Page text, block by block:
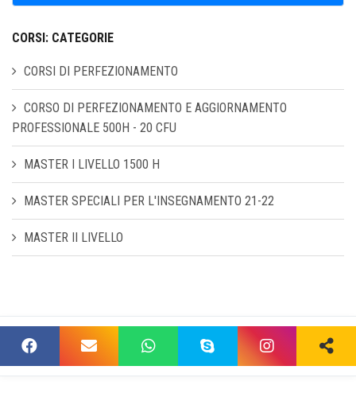
CORSI: CATEGORIE
CORSI DI PERFEZIONAMENTO
CORSO DI PERFEZIONAMENTO E AGGIORNAMENTO
PROFESSIONALE 500H - 20 CFU
MASTER I LIVELLO 1500 H
MASTER SPECIALI PER L'INSEGNAMENTO 21-22
MASTER II LIVELLO